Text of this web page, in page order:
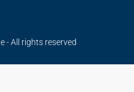
- All rights reserved